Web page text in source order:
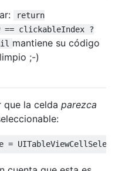
return
== clickableIndex ?
mantiene su código
;-)
que la celda parezca
=